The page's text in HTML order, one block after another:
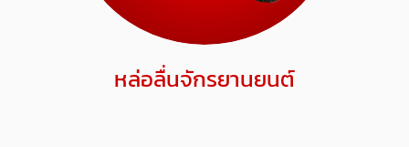
หล่อลื่นจักรยานยนต์